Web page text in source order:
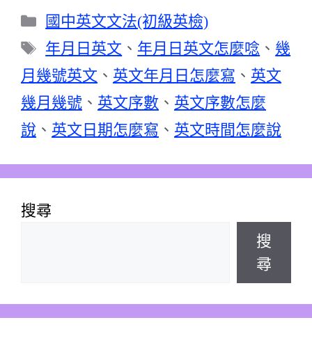
分
類
國中英文文法(初級英檢)
標
籤
年月日英文 、 年月日英文怎麼唸 、 幾
月幾號英文 、 英文年月日怎麼寫 、 英文
幾月幾號 、 英文序數 、 英文序數怎麼
說 、 英文日期怎麼寫 、 英文時間怎麼說
搜尋
搜
尋